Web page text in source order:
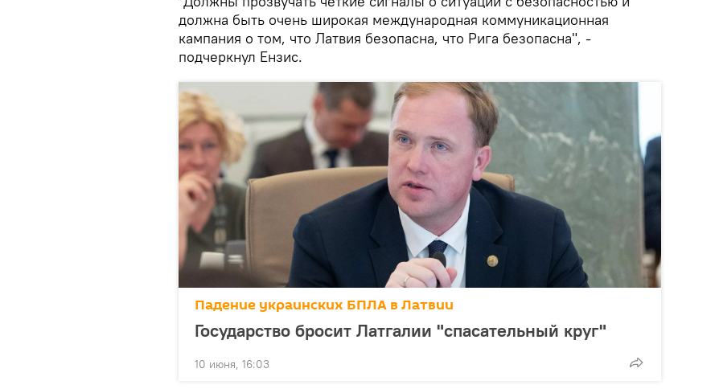
должна быть очень широкая международная коммуникационная
кампания о том, что Латвия безопасна, что Рига безопасна", -
подчеркнул Ензис.
Падение украинских БПЛА в Латвии
Государство бросит Латгалии "спасательный круг"
10 июня, 16:03